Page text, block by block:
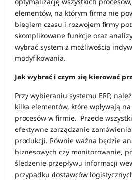
elementów, na którym firma nie
biegiem czasu i rozwojem firmy
skomplikowane funkcje oraz
wybrać system z możliwością
modyfikowania.
Jak wybrać i czym się kierować
Przy wybieraniu systemu ERP,
kilka elementów, które wpływają
procesów w firmie. Przede
efektywne zarządzanie
produkcji. Równie ważna będzie
biznesowych czy monitorowanie,
śledzenie przepływu informacji
przypadku dostawców